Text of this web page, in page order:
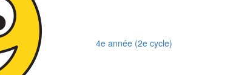
4e année (2e cycle)